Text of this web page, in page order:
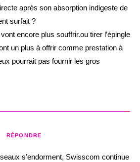
après son absorption indigeste de
surfait ?
encore plus souffrir.ou tirer l’épingle
un plus à offrir comme prestation à
pourrait pas fournir les gros
RÉPONDRE
s’endorment, Swisscom continue